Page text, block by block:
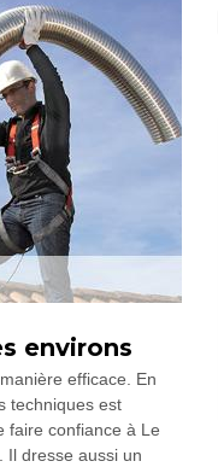
environs
efficace. En
techniques est
faire confiance à Le
Il dresse aussi un